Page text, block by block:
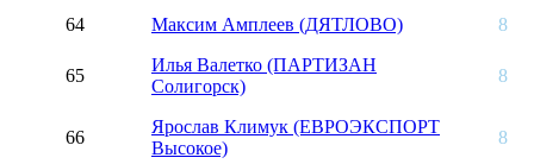
64 Максим Амплеев (ДЯТЛОВО) 8
65
Илья Валетко (ПАРТИЗАН
Солигорск)
8
66
Ярослав Климук (ЕВРОЭКСПОРТ
Высокое)
8